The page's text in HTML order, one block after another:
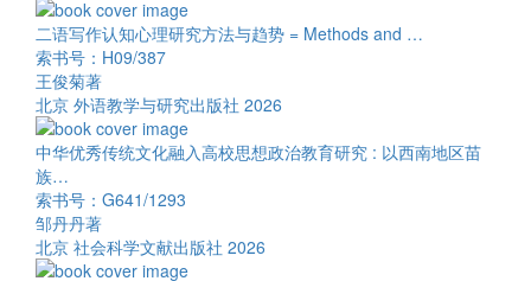
二语写作认知心理研究方法与趋势 = Methods and …
索书号：H09/387
王俊菊著
北京 外语教学与研究出版社 2026
中华优秀传统文化融入高校思想政治教育研究 : 以西南地区苗
族…
索书号：G641/1293
邹丹丹著
北京 社会科学文献出版社 2026